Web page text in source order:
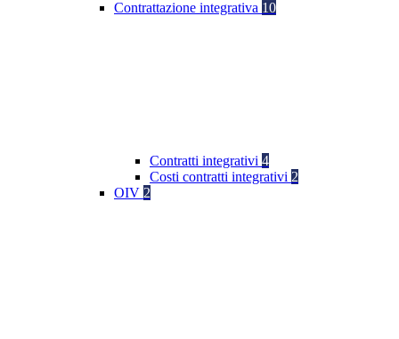
Contrattazione integrativa 10
Contratti integrativi 4
Costi contratti integrativi 2
OIV 2